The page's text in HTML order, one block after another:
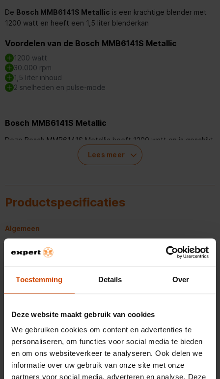
Toestemming Details Over
Deze website maakt gebruik van cookies
We gebruiken cookies om content en advertenties te
personaliseren, om functies voor social media te bieden
en om ons websiteverkeer te analyseren. Ook delen we
informatie over uw gebruik van onze site met onze
partners voor social media, adverteren en analyse. Deze
De Bosch MMB6141S Metallic is een krachtige blender met
1200 watt en heeft een 1,5 liter blenderkan
Voordelen van de Bosch MMB6141S Metallic
1200 watt
30.000 rpm
1,5 liter inhoud
2 snelheden en pulse-mode
Bosch MMB6141S Metallic
Deze Bosch MMB6141S Metallic heeft 1200 watt en is geschikt
om allerlei producten fijn te malen. Zelfs bevroren fruit. De
blender heeft een ruime kan van 1,5 liter. De machine is
onderdelen. De messen zijn gemaakt van roestvrijstaal.
Aanvullende informatie - Bosch MMB6141S Zilver
Handleiding - pdf
Lees meer
Productspecificaties
Algemeen
Artikelnummer
Belangrijkste kenmerken
Kleur Zilver
Vermogen blenders 1200 W
Inhoud kan - liters blenders
Bekijk alle specificaties